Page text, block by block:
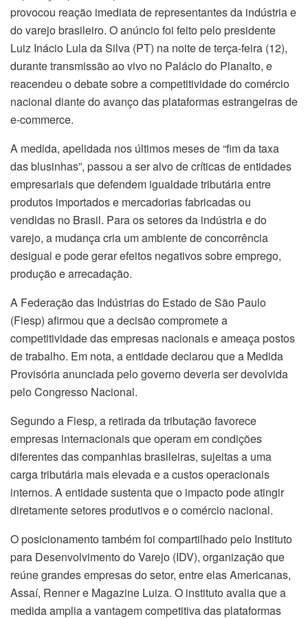
provocou reação imediata de representantes da indústria e
do varejo brasileiro. O anúncio foi feito pelo presidente
Luiz Inácio Lula da Silva (PT) na noite de terça-feira (12),
durante transmissão ao vivo no Palácio do Planalto, e
reacendeu o debate sobre a competitividade do comércio
nacional diante do avanço das plataformas estrangeiras de
e-commerce.
A medida, apelidada nos últimos meses de “fim da taxa
das blusinhas”, passou a ser alvo de críticas de entidades
empresariais que defendem igualdade tributária entre
produtos importados e mercadorias fabricadas ou
vendidas no Brasil. Para os setores da indústria e do
varejo, a mudança cria um ambiente de concorrência
desigual e pode gerar efeitos negativos sobre emprego,
produção e arrecadação.
A Federação das Indústrias do Estado de São Paulo
(Fiesp) afirmou que a decisão compromete a
competitividade das empresas nacionais e ameaça postos
de trabalho. Em nota, a entidade declarou que a Medida
Provisória anunciada pelo governo deveria ser devolvida
pelo Congresso Nacional.
Segundo a Fiesp, a retirada da tributação favorece
empresas internacionais que operam em condições
diferentes das companhias brasileiras, sujeitas a uma
carga tributária mais elevada e a custos operacionais
internos. A entidade sustenta que o impacto pode atingir
diretamente setores produtivos e o comércio nacional.
O posicionamento também foi compartilhado pelo Instituto
para Desenvolvimento do Varejo (IDV), organização que
reúne grandes empresas do setor, entre elas Americanas,
Assaí, Renner e Magazine Luiza. O instituto avalia que a
medida amplia a vantagem competitiva das plataformas